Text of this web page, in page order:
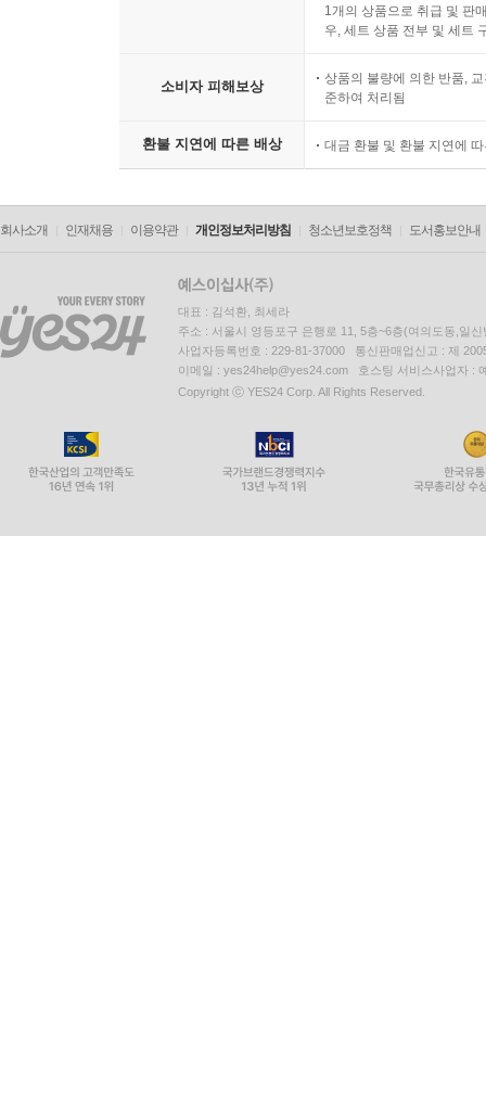
1개의 상품으로 취급 및 판
우, 세트 상품 전부 및 세트
소비자 피해보상
상품의 불량에 의한 반품,
준하여 처리됨
환불 지연에 따른 배상 대금 환불 및 환불 지연에
회사소개 인재채용 이용약관 개인정보처리방침 청소년보호정책 도서홍보안내
대표 : 김석환, 최세라
주소 : 서울시 영등포구 은행로 11, 5층~6층(여의도동,일신
사업자등록번호 : 229-81-37000 통신판매업신고 : 제
이메일 : yes24help@yes24.com 호스팅 서비스사업자 :
Copyright ⓒ YES24 Corp. All Rights Reserved.